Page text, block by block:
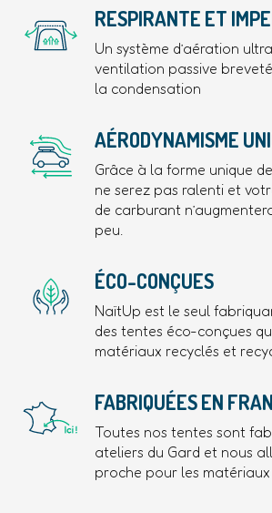
RESPIRANTE ET
Un système d’aération
ventilation passive
la condensation
AÉRODYNAMISME
Grâce à la forme unique
ne serez pas ralenti et
de carburant
peu.
ÉCO-CONÇUES
NaïtUp est le seul
des tentes éco-conçues
matériaux recyclés et
FABRIQUÉES EN
Toutes nos tentes sont
ateliers du Gard et nous
proche pour les matériaux